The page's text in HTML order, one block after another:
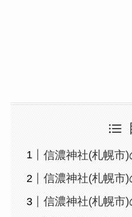
信濃神社(札幌市
信濃神社(札幌市
信濃神社(札幌市